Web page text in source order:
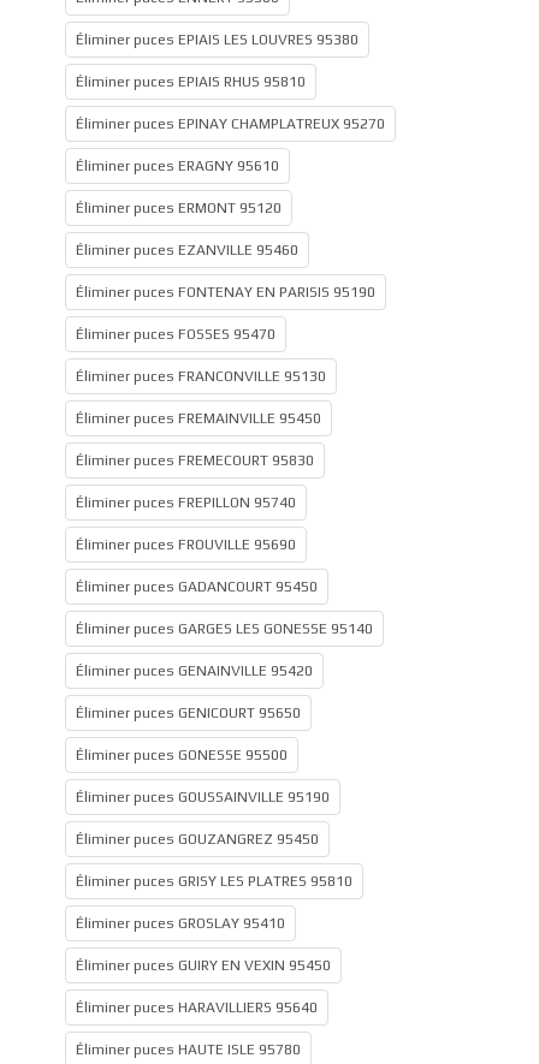
Éliminer puces EPIAIS LES LOUVRES 95380
Éliminer puces EPIAIS RHUS 95810
Éliminer puces EPINAY CHAMPLATREUX 95270
Éliminer puces ERAGNY 95610
Éliminer puces ERMONT 95120
Éliminer puces EZANVILLE 95460
Éliminer puces FONTENAY EN PARISIS 95190
Éliminer puces FOSSES 95470
Éliminer puces FRANCONVILLE 95130
Éliminer puces FREMAINVILLE 95450
Éliminer puces FREMECOURT 95830
Éliminer puces FREPILLON 95740
Éliminer puces FROUVILLE 95690
Éliminer puces GADANCOURT 95450
Éliminer puces GARGES LES GONESSE 95140
Éliminer puces GENAINVILLE 95420
Éliminer puces GENICOURT 95650
Éliminer puces GONESSE 95500
Éliminer puces GOUSSAINVILLE 95190
Éliminer puces GOUZANGREZ 95450
Éliminer puces GRISY LES PLATRES 95810
Éliminer puces GROSLAY 95410
Éliminer puces GUIRY EN VEXIN 95450
Éliminer puces HARAVILLIERS 95640
Éliminer puces HAUTE ISLE 95780